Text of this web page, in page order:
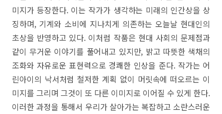
미지가 등장한다. 이는 작가가 생각하는 미래의 인간상을 상
징하며, 기계와 소비에 지나치게 의존하는 오늘날 현대인의
초상을 반영하고 있다. 이처럼 작품은 현대 사회의 문제점과
같이 무거운 이야기를 풀어내고 있지만, 밝고 따뜻한 색채의
조화와 자유로운 표현력으로 경쾌한 인상을 준다. 작가는 어
린아이의 낙서처럼 철저한 계획 없이 머릿속에 떠오르는 이
미지를 그리며 그것이 또 다른 이미지로 이어질 수 있게 한다.
이러한 과정을 통해서 우리가 살아가는 복잡하고 소란스러운